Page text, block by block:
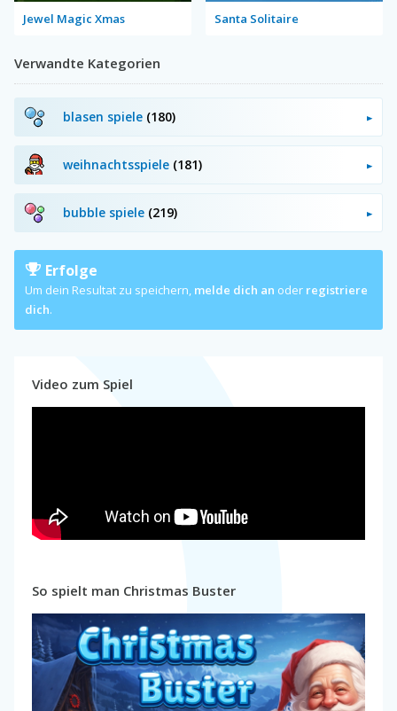
Jewel Magic Xmas Santa Solitaire
Verwandte Kategorien
blasen spiele (180)
weihnachtsspiele (181)
bubble spiele (219)
Erfolge
Um dein Resultat zu speichern, melde dich an oder registriere
dich.
Video zum Spiel
So spielt man Christmas Buster